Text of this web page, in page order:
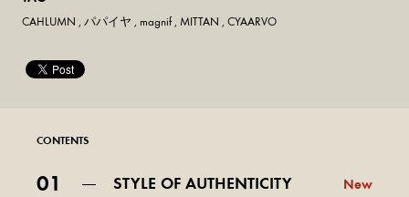
CAHLUMN , パパイヤ , magnif, MITTAN , CYAARVO
CONTENTS
01 STYLE OF AUTHENTICITY New